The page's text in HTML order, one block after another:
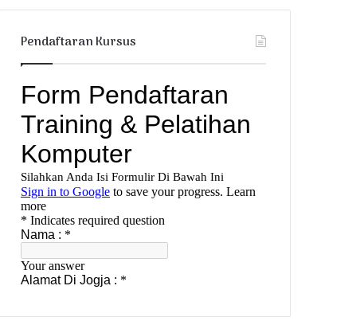
for
Article
Pendaftaran Kursus